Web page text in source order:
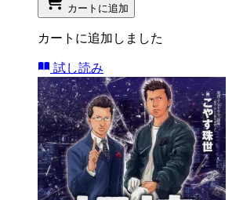
カートに追加
カートに追加しました
試し読み